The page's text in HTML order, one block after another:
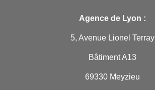
Agence de Lyon :
5, Avenue Lionel Terray
Bâtiment A13
69330 Meyzieu